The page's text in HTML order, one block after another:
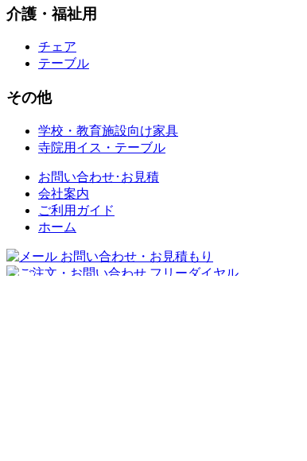
介護・福祉用
チェア
テーブル
その他
学校・教育施設向け家具
寺院用イス・テーブル
お問い合わせ･お見積
会社案内
ご利用ガイド
ホーム